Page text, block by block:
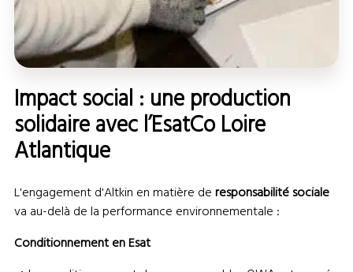
Impact social : une production
solidaire avec l’EsatCo Loire
Atlantique
L'engagement d'Altkin en matière deresponsabilité sociale
va au-delà de la performance environnementale :
Conditionnement en Esat